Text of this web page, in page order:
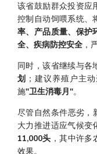
该省鼓励群众投资应
控制自动饲喂系统、
率、产品质量、保护
全、疾病防控安全 ，
同时，该省继续与各
划 ；建议养殖户主
施"卫生消毒月"。
尽管自然条件恶劣
大力推进适应气候变
11,000头 ，其中许
效果。